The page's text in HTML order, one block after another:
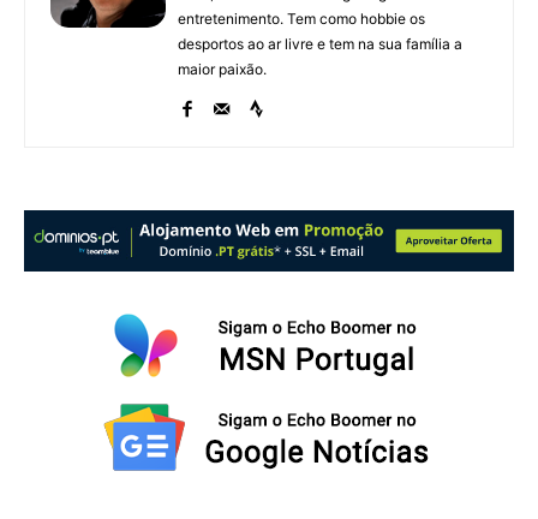
entretenimento. Tem como hobbie os
desportos ao ar livre e tem na sua família a
maior paixão.